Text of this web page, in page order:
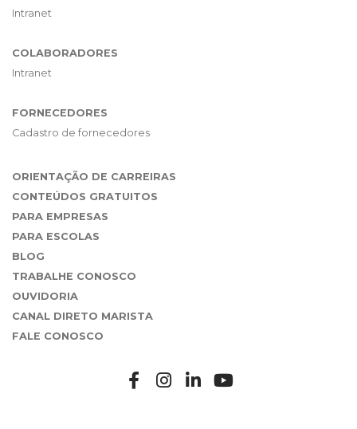
Intranet
COLABORADORES
Intranet
FORNECEDORES
Cadastro de fornecedores
ORIENTAÇÃO DE CARREIRAS
CONTEÚDOS GRATUITOS
PARA EMPRESAS
PARA ESCOLAS
BLOG
TRABALHE CONOSCO
OUVIDORIA
CANAL DIRETO MARISTA
FALE CONOSCO